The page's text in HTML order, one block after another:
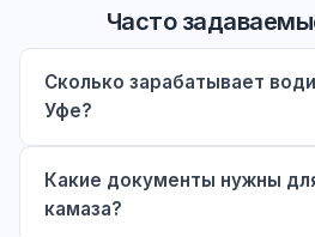
Часто
Сколько зарабатывает
Уфе?
Какие документы нужны
камаза?